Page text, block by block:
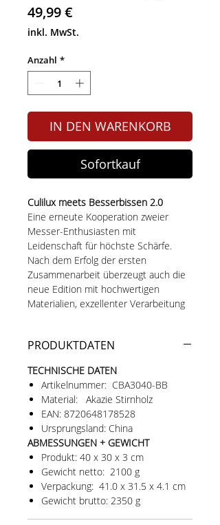
49,99 €
inkl. MwSt.
Anzahl *
IN DEN WARENKORB
Sofortkauf
Culilux meets Besserbissen 2.0
Eine erneute Kooperation zweier
Messer-Enthusiasten mit
Leidenschaft für höchste Schärfe.
Nach dem Erfolg der ersten
Zusammenarbeit überzeugt auch die
neue Edition mit hochwertigen
Materialien, exzellenter Verarbeitung
Schneidebrett aus hochwertigem
schonend für Messerklingen und
selbstheilend bei Schnitten im
Holz. Die Akaziensorte "Acacia
auriculiformis" ist hart genug, um
ein Festbeißen scharfer Klingen zu
verhindern, und gleichzeitig weich
genug, um die Schneide nicht
übermäßig zu strapazieren. Akazie
ist pflegeleicht und besitzt
natürliche antibakterielle
Eigenschaften.
PRODUKTDATEN
TECHNISCHE DATEN
Artikelnummer: CBA3040-BB
Material: Akazie Stirnholz
EAN: 8720648178528
Ursprungsland: China
ABMESSUNGEN + GEWICHT
Produkt: 40 x 30 x 3 cm
Gewicht netto: 2100 g
Verpackung: 41.0 x 31.5 x 4.1 cm
Gewicht brutto: 2350 g